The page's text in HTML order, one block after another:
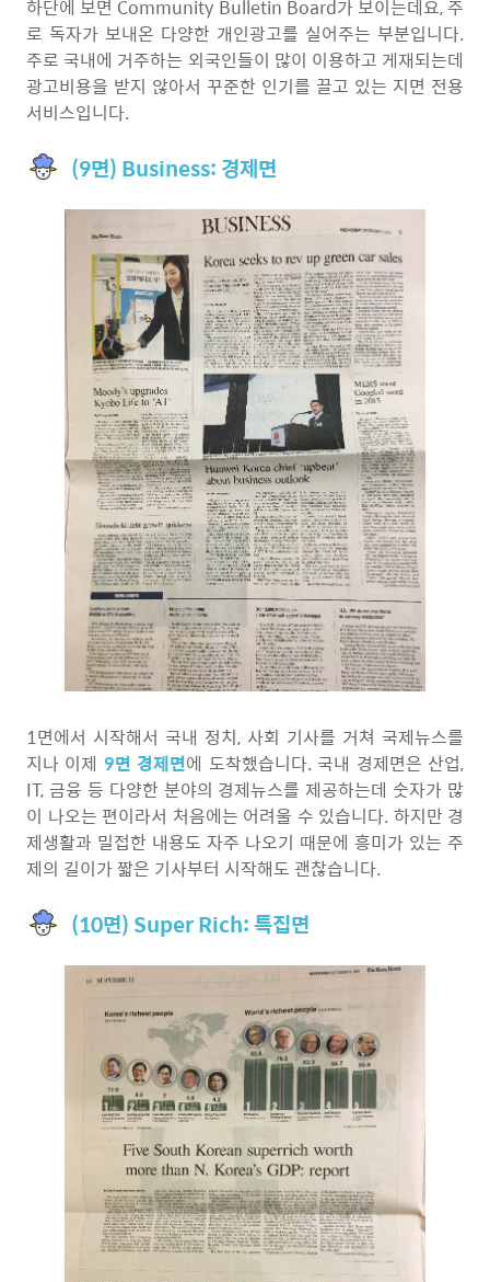
하단에 보면 Community Bulletin Board가 보이는데요, 주
로 독자가 보내온 다양한 개인광고를 실어주는 부분입니다.
주로 국내에 거주하는 외국인들이 많이 이용하고 게재되는데
광고비용을 받지 않아서 꾸준한 인기를 끌고 있는 지면 전용
서비스입니다.
(9면) Business: 경제면
1면에서 시작해서 국내 정치, 사회 기사를 거쳐 국제뉴스를
지나 이제 9면 경제면에 도착했습니다. 국내 경제면은 산업,
IT, 금융 등 다양한 분야의 경제뉴스를 제공하는데 숫자가 많
이 나오는 편이라서 처음에는 어려울 수 있습니다. 하지만 경
제생활과 밀접한 내용도 자주 나오기 때문에 흥미가 있는 주
제의 길이가 짧은 기사부터 시작해도 괜찮습니다.
(10면) Super Rich: 특집면